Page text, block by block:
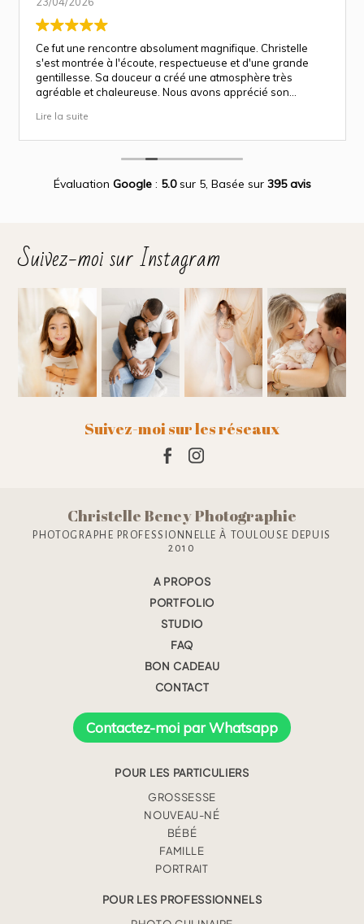
Ce fut une rencontre absolument magnifique. Christelle
s'est montrée à l'écoute, respectueuse et d'une grande
gentillesse. Sa douceur a créé une atmosphère très
agréable et chaleureuse. Nous avons apprécié son
(grossesse et naissance). Ce fut une expérience des plus
Encore merci infiniment.
Lire la suite
Évaluation Google: 5.0sur 5, Basée sur 395 avis
Suivez-moi sur Instagram
Suivez-moi sur les réseaux
Christelle Beney Photographie
PHOTOGRAPHE PROFESSIONNELLE À TOULOUSE DEPUIS
2010
A PROPOS
PORTFOLIO
STUDIO
FAQ
BON CADEAU
CONTACT
Contactez-moi par Whatsapp
POUR LES PARTICULIERS
GROSSESSE
NOUVEAU-NÉ
BÉBÉ
FAMILLE
PORTRAIT
POUR LES PROFESSIONNELS